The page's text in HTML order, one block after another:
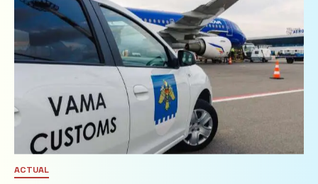
ACTUAL